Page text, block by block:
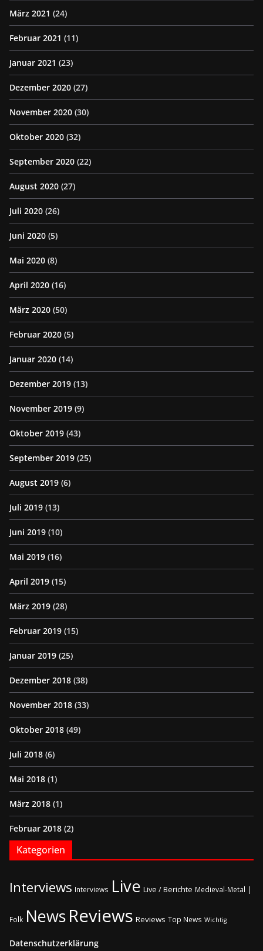
März 2021 (24)
Februar 2021 (11)
Januar 2021 (23)
Dezember 2020 (27)
November 2020 (30)
Oktober 2020 (32)
September 2020 (22)
August 2020 (27)
Juli 2020 (26)
Juni 2020 (5)
Mai 2020 (8)
April 2020 (16)
März 2020 (50)
Februar 2020 (5)
Januar 2020 (14)
Dezember 2019 (13)
November 2019 (9)
Oktober 2019 (43)
September 2019 (25)
August 2019 (6)
Juli 2019 (13)
Juni 2019 (10)
Mai 2019 (16)
April 2019 (15)
März 2019 (28)
Februar 2019 (15)
Januar 2019 (25)
Dezember 2018 (38)
November 2018 (33)
Oktober 2018 (49)
Juli 2018 (6)
Mai 2018 (1)
März 2018 (1)
Februar 2018 (2)
Kategorien
Interviews Interviews Live Live / Berichte Medieval-Metal |
Folk NewsReviews Reviews Top News Wichtig
Datenschutzerklärung